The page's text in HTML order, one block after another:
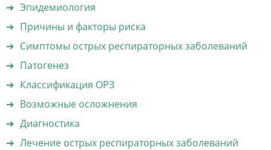
Эпидемиология
Причины и факторы риска
Симптомы острых респираторных заболеваний
Патогенез
Классификация ОРЗ
Возможные осложнения
Диагностика
Лечение острых респираторных заболеваний